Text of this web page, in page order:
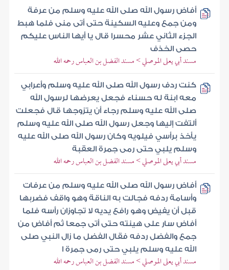
أفاض رسول الله صلى الله عليه وسلم من عرفة
ومن جمع وعليه السكينة حتى أتى منى فلما هبط
الجزء الثاني عشر محسرا قال يا أيها الناس عليكم
حصى الخذف
مسند أبي يعلى الموصلي > مسند الفضل بن العباس رحمه الله
كنت ردف رسول الله صلى الله عليه وسلم وأعرابي
معه ابنة له حسناء فجعل يعرضها لرسول الله
صلى الله عليه وسلم رجاء أن يتزوجها قال فجعلت
ألتفت إليها وجعل رسول الله صلى الله عليه وسلم
يأخذ برأسي فيلويه وكان رسول الله صلى الله عليه
وسلم يلبي حتى رمى جمرة العقبة
مسند أبي يعلى الموصلي > مسند الفضل بن العباس رحمه الله
أفاض رسول الله صلى الله عليه وسلم من عرفات
وأسامة ردفه فجالت به الناقة وهو واقف فضربها
قبل أن يفيض وهو رافع يديه لا تجاوزان رأسه فلما
أفاض سار على هينته حتى أتى جمعا ثم أفاض من
جمع والفضل ردفه فقال الفضل ما زال النبي صلى
الله عليه وسلم يلبي حتى رمى جمرة ا
مسند أبي يعلى الموصلي > مسند الفضل بن العباس رحمه الله